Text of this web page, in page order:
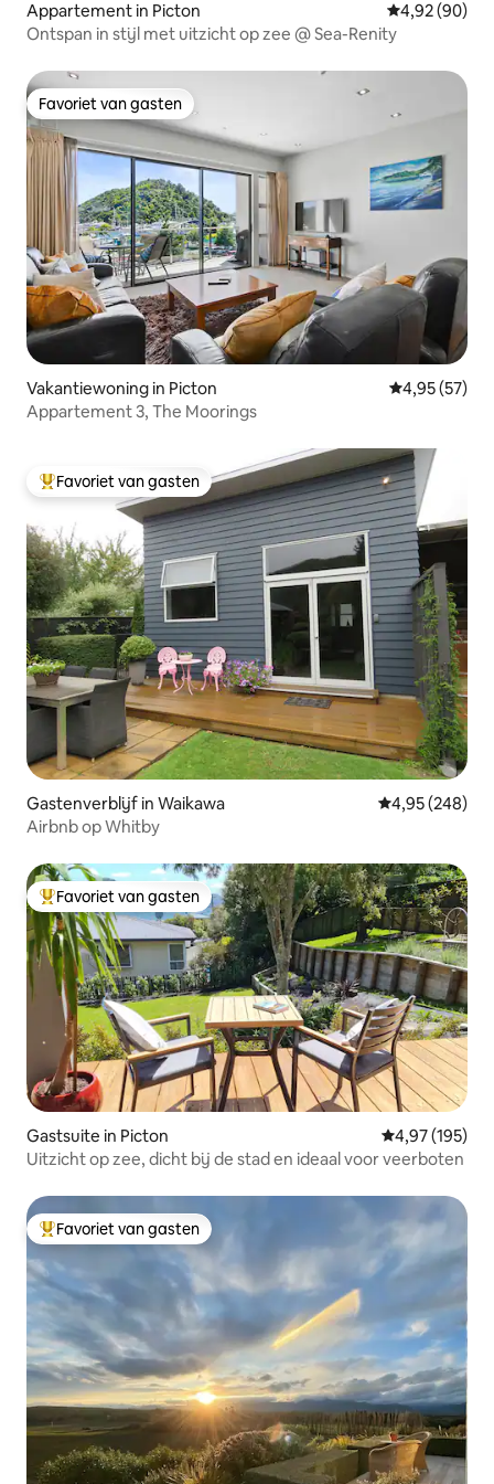
Appartement in Picton Gemiddelde
4,92 (90)
Ontspan in stijl met uitzicht op zee @ Sea-Renity
Favoriet van gasten
Favoriet van gasten
Vakantiewoning in Picton Gemiddelde
4,95 (57)
Appartement 3, The Moorings
Topfavoriet van gasten
Favoriet van gasten
Gastenverblijf in Waikawa Gemiddelde
4,95 (248)
Airbnb op Whitby
Topfavoriet van gasten
Favoriet van gasten
Gastsuite in Picton Gemiddelde
4,97 (195)
Uitzicht op zee, dicht bij de stad en ideaal voor veerboten
Topfavoriet van gasten
Favoriet van gasten